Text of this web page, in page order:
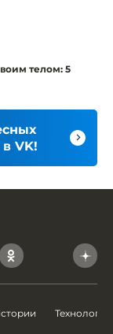
телом: 5
VK!
Технологии